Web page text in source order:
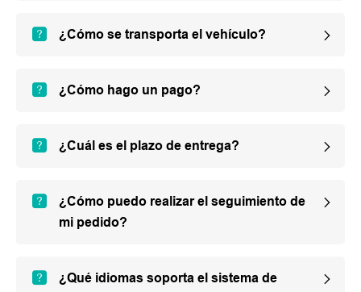
¿Cómo se transporta el vehículo?
¿Cómo hago un pago?
¿Cuál es el plazo de entrega?
¿Cómo puedo realizar el seguimiento de
mi pedido?
¿Qué idiomas soporta el sistema de